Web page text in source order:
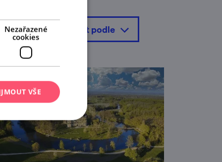
seřadit podle
Nezařazené
cookies
VŠE